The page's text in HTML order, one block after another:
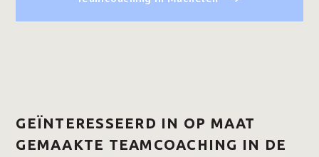
GEÏNTERESSEERD IN OP MAAT
GEMAAKTE TEAMCOACHING IN DE